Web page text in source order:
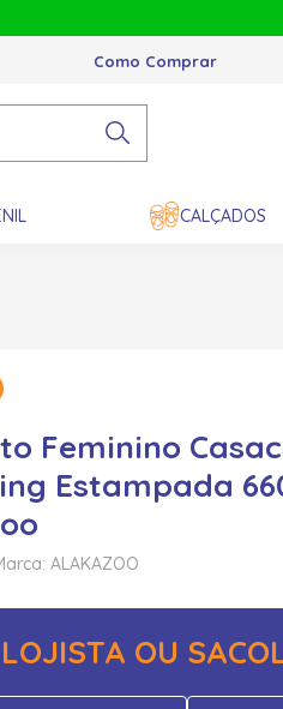
Como Comprar
CALÇADOS
Feminino
Estampada
ALAKAZOO
LOJISTA OU